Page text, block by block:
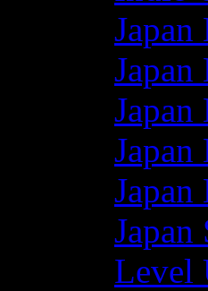
Japan
Japan
Japan
Japan
Japan
Level